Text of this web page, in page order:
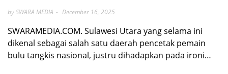
by SWARA MEDIA December 16, 2025
SWARAMEDIA.COM. Sulawesi Utara yang selama ini
dikenal sebagai salah satu daerah pencetak pemain
bulu tangkis nasional, justru dihadapkan pada ironi…